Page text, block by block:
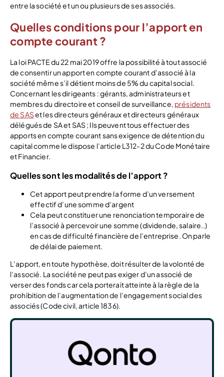
entre la société et un ou plusieurs de ses associés.
Quelles conditions pour l’apport en
compte courant ?
La loi PACTE du 22 mai 2019 offre la possibilité à tout associé
de consentir un apport en compte courant d’associé à la
société même s’il détient moins de 5% du capital social.
Concernant les dirigeants : gérants, administrateurs et
membres du directoire et conseil de surveillance, présidents
de SASet les directeurs généraux et directeurs généraux
délégués de SA et SAS ; Ils peuvent tous effectuer des
apports en compte courant sans exigence de détention du
capital comme le dispose l’article L312-2 du Code Monétaire
et Financier.
Quelles sont les modalités de l’apport ?
Cet apport peut prendre la forme d’un versement
effectif d’une somme d’argent
Cela peut constituer une renonciation temporaire de
l’associé à percevoir une somme (dividende, salaire..)
en cas de difficulté financière de l’entreprise. On parle
de délai de paiement.
L’apport, en toute hypothèse, doit résulter de la volonté de
l’associé. La société ne peut pas exiger d’un associé de
verser des fonds car cela porterait atteinte à la règle de la
prohibition de l’augmentation de l’engagement social des
associés (Code civil, article 1836).